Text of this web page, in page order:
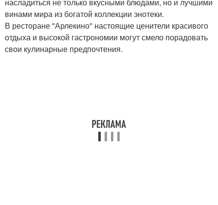
насладиться не только вкусными блюдами, но и лучшими
винами мира из богатой коллекции энотеки.
В ресторане "Арлекино" настоящие ценители красивого
отдыха и высокой гастрономии могут смело порадовать
свои кулинарные предпочтения.